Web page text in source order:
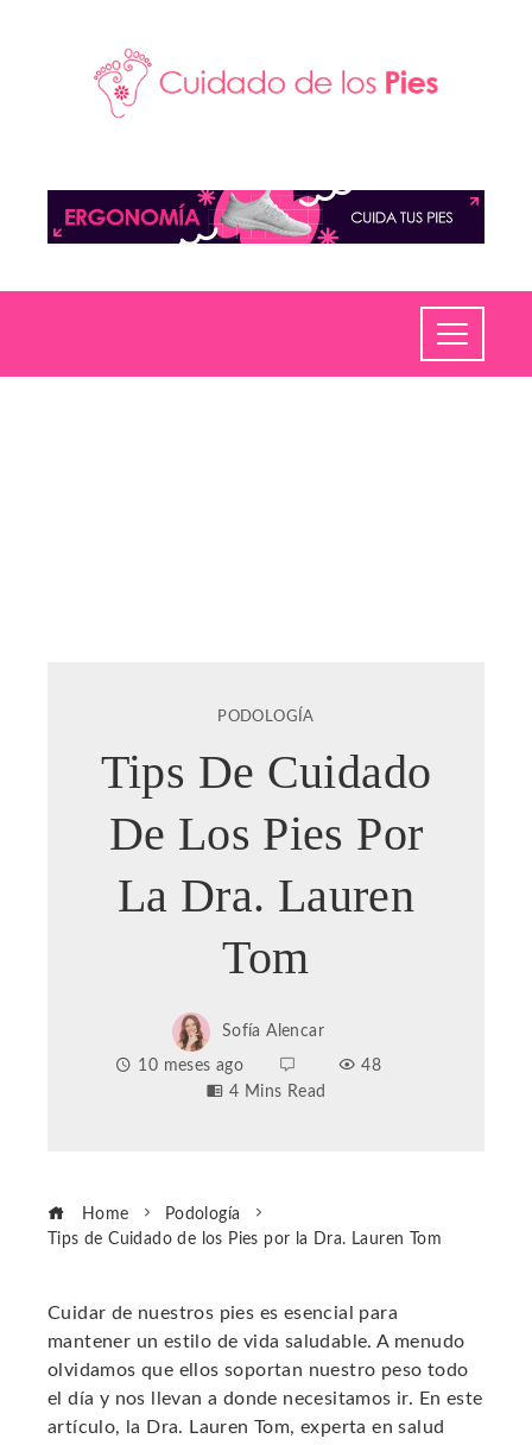
PODOLOGÍA
Tips De Cuidado
De Los Pies Por
La Dra. Lauren
Tom
Sofía Alencar
10 meses ago
48
4 Mins Read
Home
Podología
Tips de Cuidado de los Pies por la Dra. Lauren Tom
Cuidar de nuestros pies es esencial para
mantener un estilo de vida saludable. A menudo
olvidamos que ellos soportan nuestro peso todo
el día y nos llevan a donde necesitamos ir. En este
artículo, la Dra. Lauren Tom, experta en salud